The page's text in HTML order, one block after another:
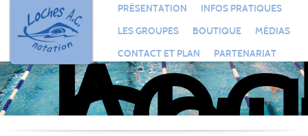
PRÉSENTATION
INFOS PRATIQUES
LES GROUPES
BOUTIQUE
MÉDIAS
CONTACT ET PLAN
PARTENARIAT
Panneau de gestion des cookies